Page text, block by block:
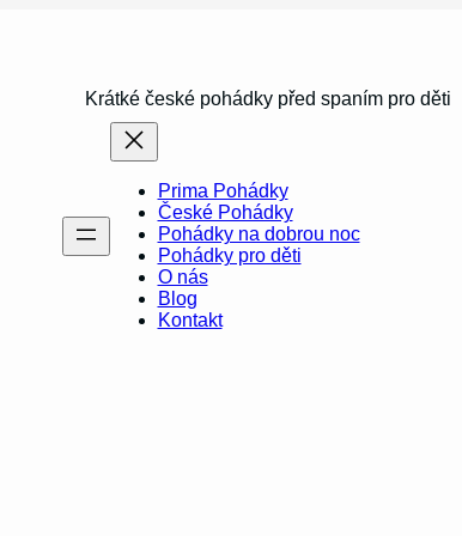
Krátké české pohádky před spaním pro děti
Prima Pohádky
České Pohádky
Pohádky na dobrou noc
Pohádky pro děti
O nás
Blog
Kontakt